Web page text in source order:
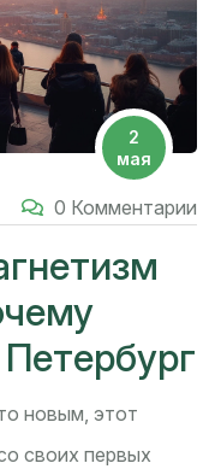
2
мая
0 Комментарии
новым, этот
своих первых